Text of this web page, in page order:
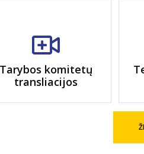
Tarybos komitetų
transliacijos